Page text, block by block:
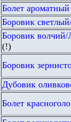
Болет ароматный
Боровик
Боровик
(!)
Боровик
Дубовик
Болет